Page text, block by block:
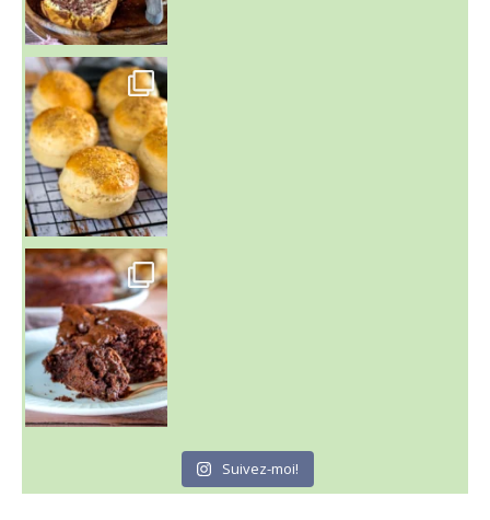
~ BUNS MAISON ~
Un peu de boulange par ici au
~ GÂTEAU FONDANT CHOCO NOISETTE ~
C'est lundi
Suivez-moi!